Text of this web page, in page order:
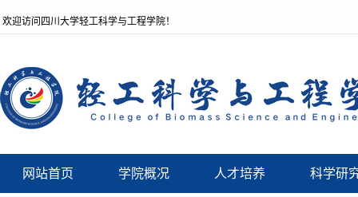
欢迎访问四川大学轻工科学与工程学院！
网站首页 学院概况 人才培养 科学研